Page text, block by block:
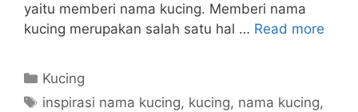
yaitu memberi nama kucing. Memberi nama
kucing merupakan salah satu hal … Read more
Categories
Kucing
Tags
inspirasi nama kucing, kucing, nama kucing,